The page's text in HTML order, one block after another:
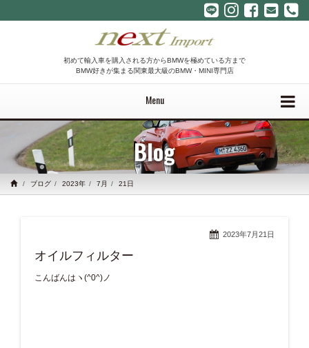
初めて輸入車を購入される方からBMWを極めている方まで
BMW好きが集まる関東最大級のBMW・MINI専門店
Menu
Blog
ブログ 2023年 7月 21日
2023年7月21日
オイルフィルター
こんばんはヽ(^0^)ノ